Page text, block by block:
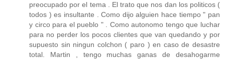
preocupado por el tema . El trato que nos dan los politicos (
todos ) es insultante . Como dijo alguien hace tiempo " pan
y circo para el pueblo " . Como autonomo tengo que luchar
para no perder los pocos clientes que van quedando y por
supuesto sin ningun colchon ( paro ) en caso de desastre
total. Martin , tengo muchas ganas de desahogarme